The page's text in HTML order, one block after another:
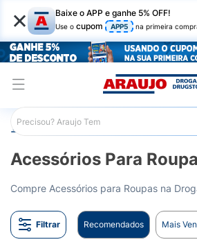
× Baixe o APP e ganhe 5% OFF!
Use o cupom APP5 na primeira
Araujo Beleza e Cuidados
Acessórios Para
Filtrar Recomendados Mais